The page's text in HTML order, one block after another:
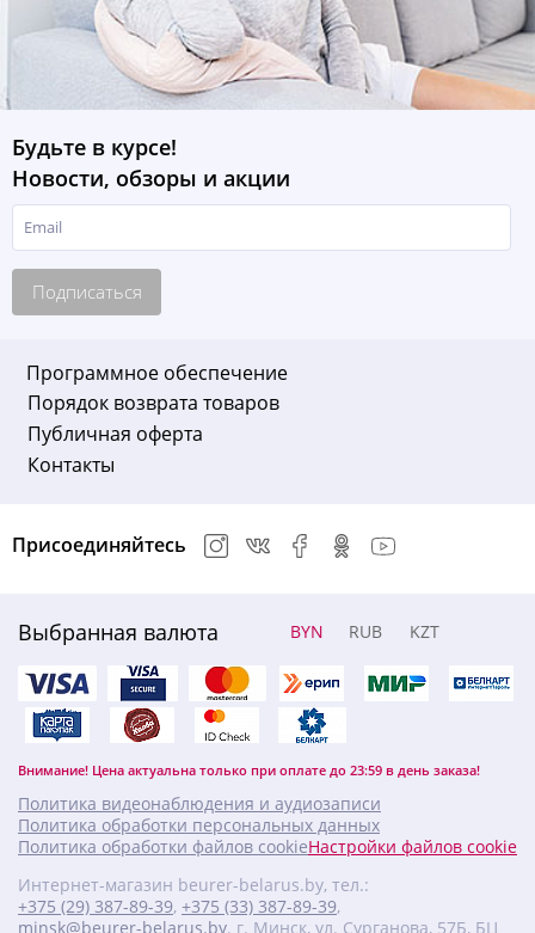
Будьте в курсе!
Новости, обзоры и акции
Подписаться
Программное обеспечение
Порядок возврата товаров
Публичная оферта
Контакты
Выбранная валюта BYN RUB KZT
Внимание! Цена актуальна только при оплате до 23:59 в день заказа!
Присоединяйтесь
Политика видеонаблюдения и аудиозаписи
Политика обработки персональных данных
Политика обработки файлов cookieНастройки файлов cookie
Интернет-магазин beurer-belarus.by, тел.:
+375 (29) 387-89-39, +375 (33) 387-89-39,
minsk@beurer-belarus.by. г. Минск, ул. Сурганова, 57Б, БЦ